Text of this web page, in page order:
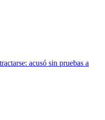
acusó sin pruebas a